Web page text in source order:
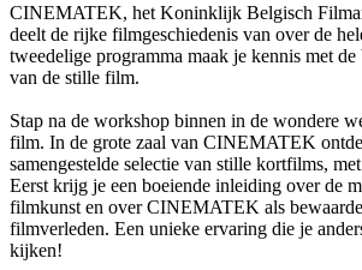
CINEMATEK, het Koninklijk Belgisch
deelt de rijke filmgeschiedenis van over de
tweedelige programma maak je kennis met
van de stille film.
Stap na de workshop binnen in de wondere
film. In de grote zaal van CINEMATEK
samengestelde selectie van stille kortfilms,
Eerst krijg je een boeiende inleiding over de
filmkunst en overCINEMATEK als
filmverleden. Een unieke ervaring die je
kijken!